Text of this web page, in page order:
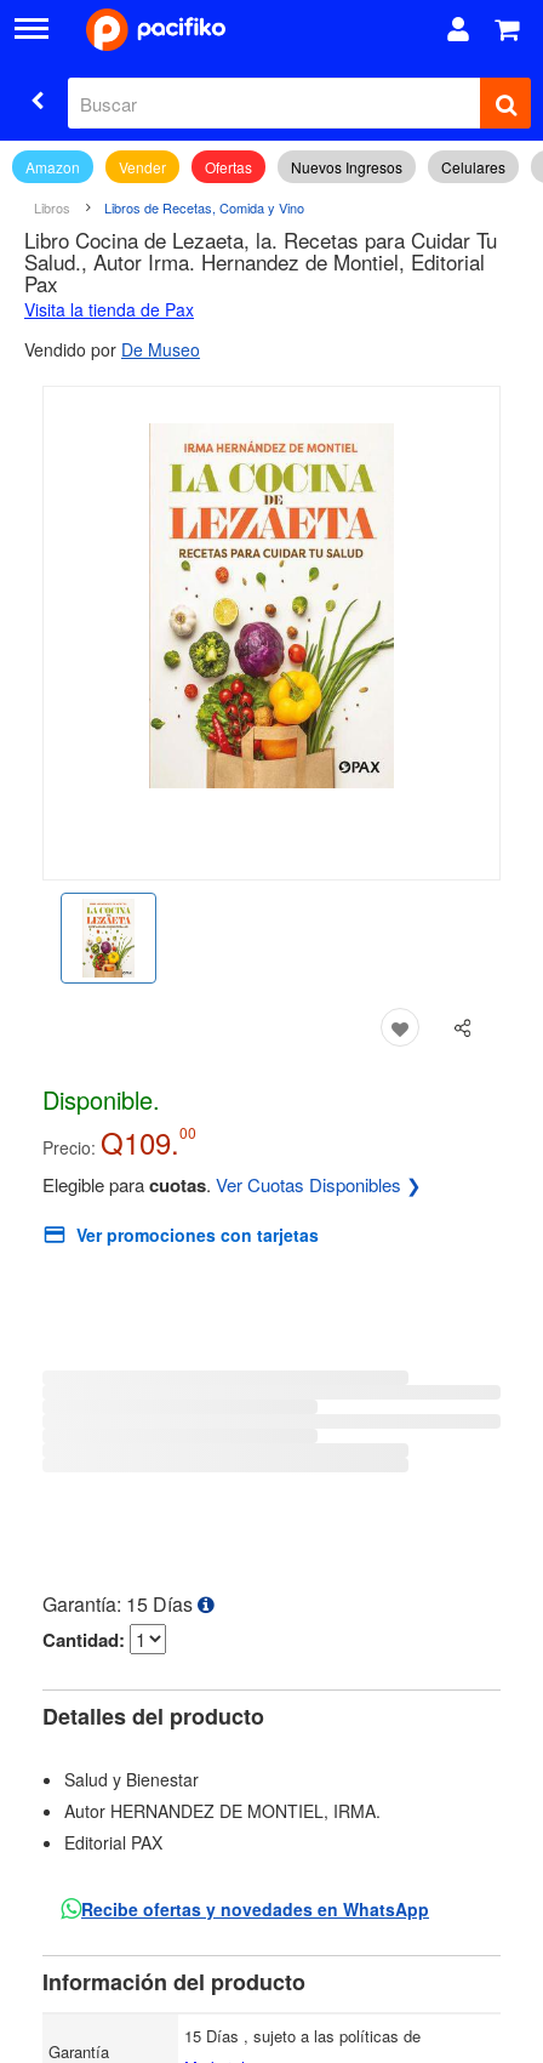
Amazon Vender Ofertas Nuevos Ingresos Celulares
Libros Libros de Recetas, Comida y Vino
Libro Cocina de Lezaeta, la. Recetas para Cuidar Tu
Salud., Autor Irma. Hernandez de Montiel, Editorial
Pax
Visita la tienda de Pax
Vendido por De Museo
Disponible.
Precio: Q109.00
Elegible paracuotas. Ver Cuotas Disponibles ❯
Ver promociones con tarjetas
Garantía: 15 Días
Cantidad:
Detalles del producto
Salud y Bienestar
Autor HERNANDEZ DE MONTIEL, IRMA.
Editorial PAX
Recibe ofertas y novedades en WhatsApp
Información del producto
Garantía
15 Días , sujeto a las políticas de